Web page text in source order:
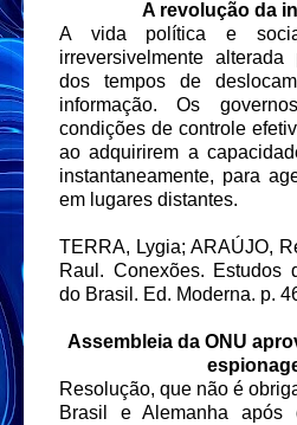
A revolução da
A vida política e
irreversivelmente
dos tempos de
informação. Os
condições de controle
ao adquirirem a
instantaneamente, para
em lugares distantes.
TERRA, Lygia; ARAÚJO,
Raul. Conexões. Estudos
do Brasil. Ed. Moderna. p.
Assembleia da ONU
Resolução, que não é
Brasil e Alemanha após